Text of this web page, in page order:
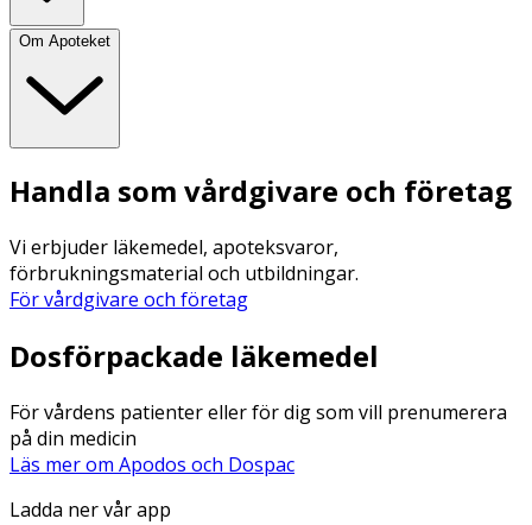
Om Apoteket
Handla som vårdgivare och företag
Vi erbjuder läkemedel, apoteksvaror,
förbrukningsmaterial och utbildningar.
För vårdgivare och företag
Dosförpackade läkemedel
För vårdens patienter eller för dig som vill prenumerera
på din medicin
Läs mer om Apodos och Dospac
Ladda ner vår app